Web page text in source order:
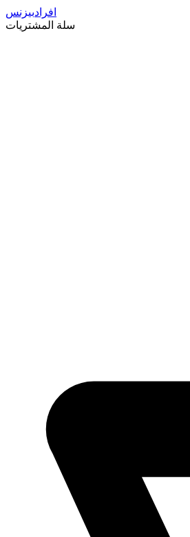
افرادبيزنس
سلة المشتريات